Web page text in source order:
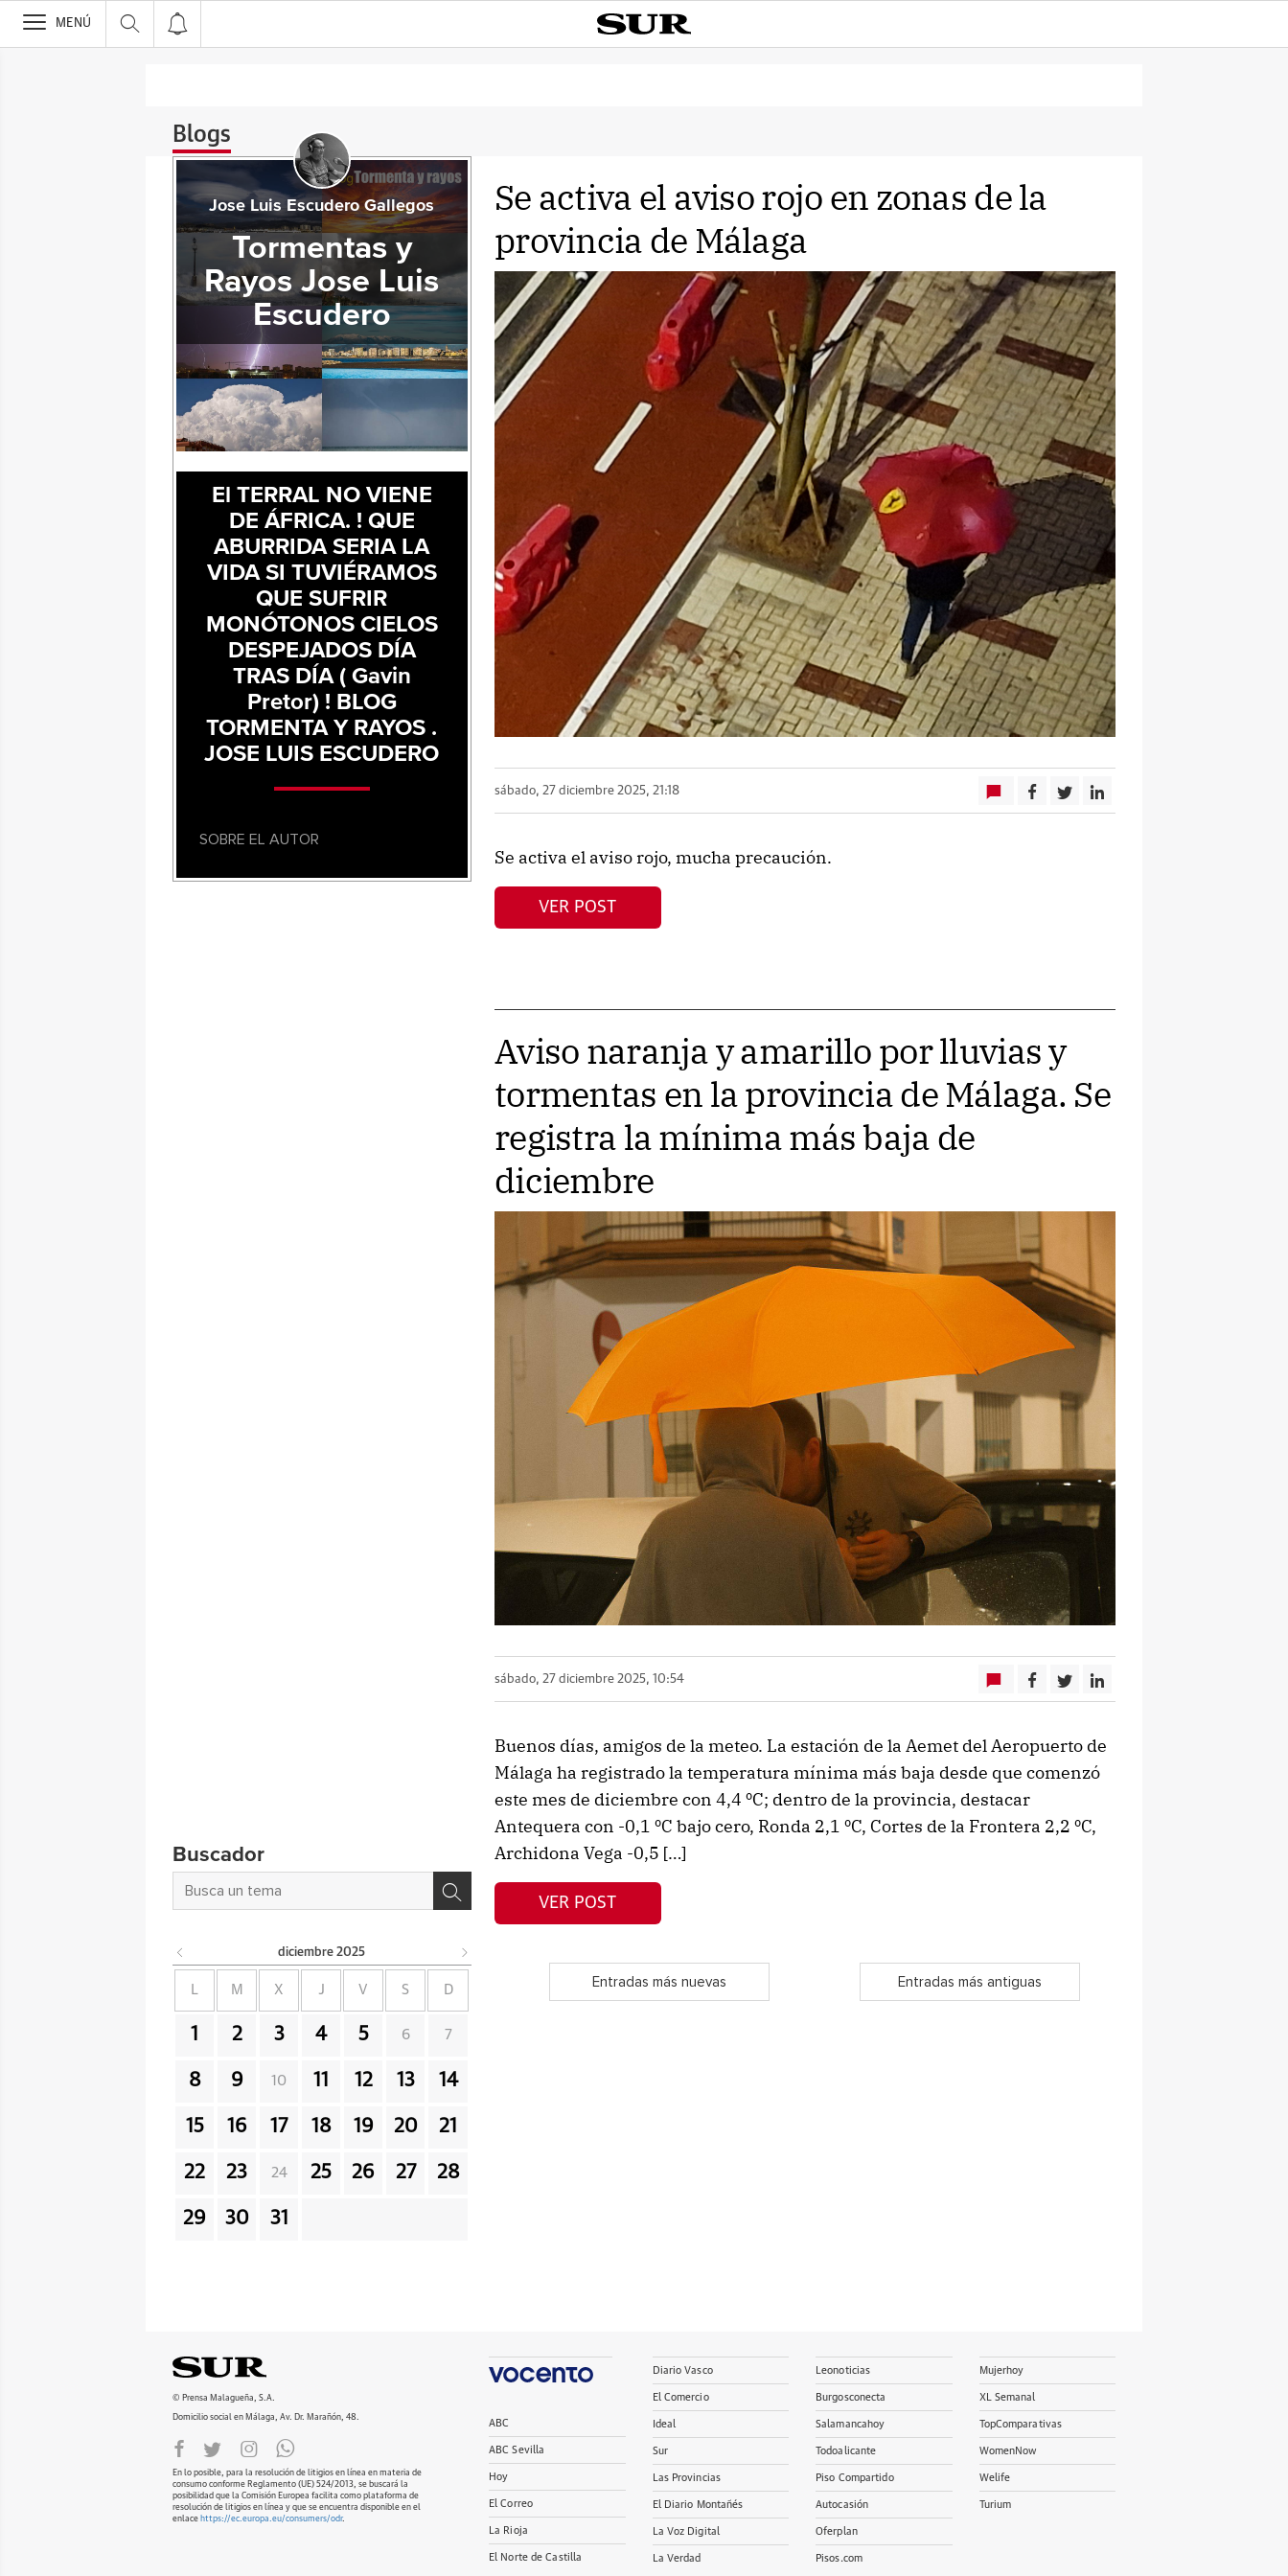
>
MENÚ
Blogs
Se activa el aviso rojo en zonas de la
provincia de Málaga
sábado, 27 diciembre 2025, 21:18
Se activa el aviso rojo, mucha precaución.
VER POST
Aviso naranja y amarillo por lluvias y
tormentas en la provincia de Málaga. Se
registra la mínima más baja de
diciembre
sábado, 27 diciembre 2025, 10:54
Buenos días, amigos de la meteo. La estación de la Aemet del Aeropuerto de
Málaga ha registrado la temperatura mínima más baja desde que comenzó
este mes de diciembre con 4,4 ºC; dentro de la provincia, destacar
Antequera con -0,1 ºC bajo cero, Ronda 2,1 ºC, Cortes de la Frontera 2,2 ºC,
Archidona Vega -0,5 […]
VER POST
Entradas más nuevas Entradas más antiguas
Jose Luis Escudero Gallegos
Tormentas y
Rayos Jose Luis
Escudero
El TERRAL NO VIENE
DE ÁFRICA. ! QUE
ABURRIDA SERIA LA
VIDA SI TUVIÉRAMOS
QUE SUFRIR
MONÓTONOS CIELOS
DESPEJADOS DÍA
TRAS DÍA ( Gavin
Pretor) ! BLOG
TORMENTA Y RAYOS .
JOSE LUIS ESCUDERO
SOBRE EL AUTOR
Buscador
diciembre 2025
L M X J V S D
1 2 3 4 5 6 7
8 9 10 11 12 13 14
15 16 17 18 19 20 21
22 23 24 25 26 27 28
29 30 31
© Prensa Malagueña, S.A.
Domicilio social en Málaga, Av. Dr. Marañón, 48.
En lo posible, para la resolución de litigios en línea en materia de
consumo conforme Reglamento (UE) 524/2013, se buscará la
posibilidad que la Comisión Europea facilita como plataforma de
resolución de litigios en línea y que se encuentra disponible en el
enlace https://ec.europa.eu/consumers/odr.
ABC
ABC Sevilla
Hoy
El Correo
La Rioja
El Norte de Castilla
Diario Vasco
El Comercio
Ideal
Sur
Las Provincias
El Diario Montañés
La Voz Digital
La Verdad
Leonoticias
Burgosconecta
Salamancahoy
Todoalicante
Piso Compartido
Autocasión
Oferplan
Pisos.com
Mujerhoy
XL Semanal
TopComparativas
WomenNow
Welife
Turium